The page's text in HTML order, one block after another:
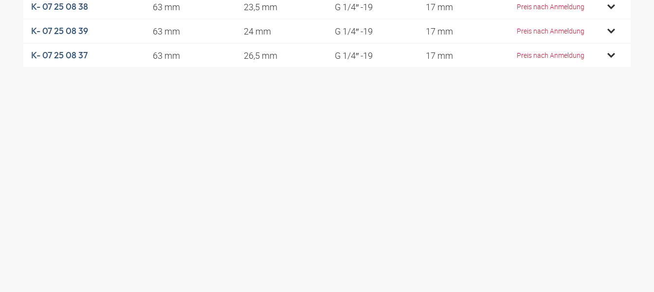
K- 07 25 08 38 63 mm 23,5 mm G 1/4″ -19 17 mm Preis nach Anmeldung
K- 07 25 08 39 63 mm 24 mm G 1/4″ -19 17 mm Preis nach Anmeldung
K- 07 25 08 37 63 mm 26,5 mm G 1/4″ -19 17 mm Preis nach Anmeldung